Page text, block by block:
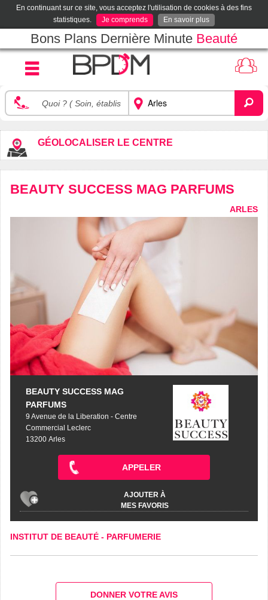
En continuant sur ce site, vous acceptez l'utilisation de cookies à des fins
statistiques.
Je comprends En savoir plus
Bons Plans Dernière Minute Beauté
GÉOLOCALISER LE CENTRE
BEAUTY SUCCESS MAG PARFUMS
ARLES
BEAUTY SUCCESS MAG
PARFUMS
9 Avenue de la Liberation - Centre
Commercial Leclerc
13200 Arles
APPELER
AJOUTER À
MES FAVORIS
INSTITUT DE BEAUTÉ - PARFUMERIE
DONNER VOTRE AVIS